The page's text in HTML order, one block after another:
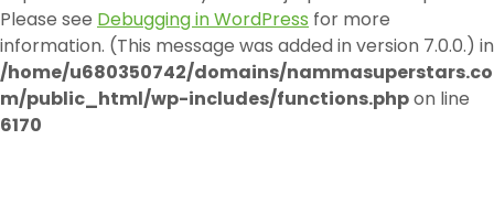
Please see Debugging in WordPress for more
information. (This message was added in version 7.0.0.) in
/home/u680350742/domains/nammasuperstars.co
m/public_html/wp-includes/functions.phpon line
6170